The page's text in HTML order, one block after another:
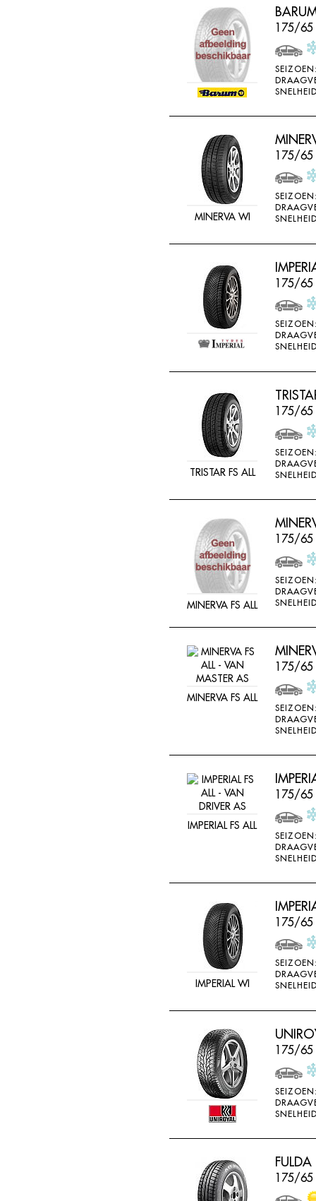
175/65
MINERVA WI
175/65
175/65
TRISTAR FS ALL
175/65
MINERVA FS ALL
175/65
MINERVA FS ALL
175/65
IMPERIAL FS ALL
175/65
IMPERIAL WI
175/65
175/65
175/65